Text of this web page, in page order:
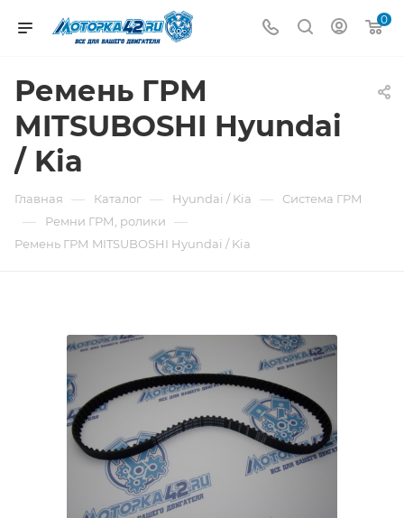
0
Ремень ГРМ
MITSUBOSHI Hyundai
/ Kia
Главная — Каталог — Hyundai / Kia — Система ГРМ
— Ремни ГРМ, ролики —
Ремень ГРМ MITSUBOSHI Hyundai / Kia